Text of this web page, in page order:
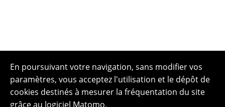
En poursuivant votre navigation, sans modifier vos
paramètres, vous acceptez l'utilisation et le dépôt de
cookies destinés à mesurer la fréquentation du site
grâce au logiciel Matomo.